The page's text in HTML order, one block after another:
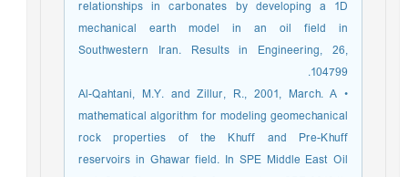
relationships in carbonates by developing a 1D
mechanical earth model in an oil field in
Southwestern Iran. Results in Engineering, 26,
104799.‏
• Al-Qahtani, M.Y. and Zillur, R., 2001, March. A
mathematical algorithm for modeling geomechanical
rock properties of the Khuff and Pre-Khuff
reservoirs in Ghawar field. In SPE Middle East Oil